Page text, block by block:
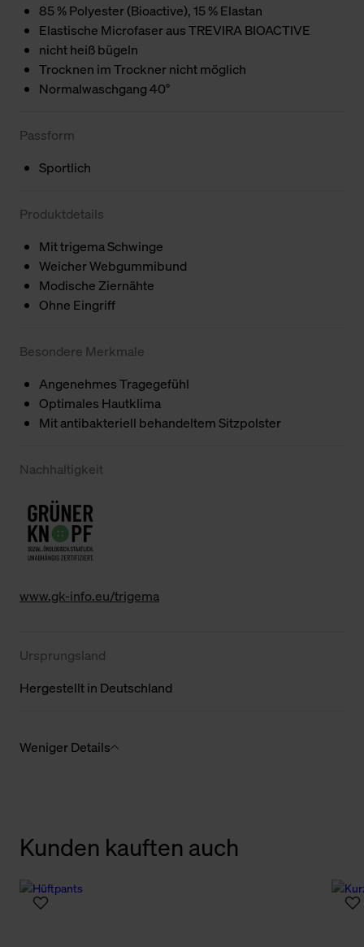
85 % Polyester (Bioactive), 15 % Elastan
Elastische Microfaser aus TREVIRA BIOACTIVE
nicht heiß bügeln
Trocknen im Trockner nicht möglich
Normalwaschgang 40°
Passform
Sportlich
Produktdetails
Mit trigema Schwinge
Weicher Webgummibund
Modische Ziernähte
Ohne Eingriff
Besondere Merkmale
Angenehmes Tragegefühl
Optimales Hautklima
Mit antibakteriell behandeltem Sitzpolster
Nachhaltigkeit
www.gk-info.eu/trigema
Ursprungsland
Hergestellt in Deutschland
Weniger Details
Kunden kauften auch